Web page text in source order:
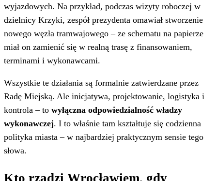
wyjazdowych. Na przykład, podczas wizyty roboczej w
dzielnicy Krzyki, zespół prezydenta omawiał stworzenie
nowego węzła tramwajowego – ze schematu na papierze
miał on zamienić się w realną trasę z finansowaniem,
terminami i wykonawcami.
Wszystkie te działania są formalnie zatwierdzane przez
Radę Miejską. Ale inicjatywa, projektowanie, logistyka i
kontrola – to wyłączna odpowiedzialność władzy
wykonawczej. I to właśnie tam kształtuje się codzienna
polityka miasta – w najbardziej praktycznym sensie tego
słowa.